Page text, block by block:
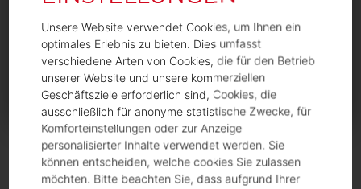
INTERNA
R-M-K ~ RUNDUMVERSORGUNG
Unsere Website verwendet Cookies, um Ihnen ein
optimales Erlebnis zu bieten. Dies umfasst
verschiedene Arten von Cookies, die für den Betrieb
unserer Website und unsere kommerziellen
Geschäftsziele erforderlich sind, Cookies, die
ausschließlich für anonyme statistische Zwecke, für
Komforteinstellungen oder zur Anzeige
personalisierter Inhalte verwendet werden. Sie
können entscheiden, welche cookies Sie zulassen
möchten. Bitte beachten Sie, dass aufgrund Ihrer